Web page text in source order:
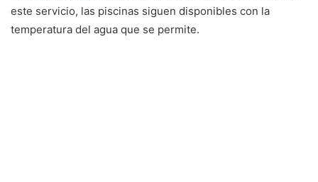
este servicio, las piscinas siguen disponibles con la
temperatura del agua que se permite.